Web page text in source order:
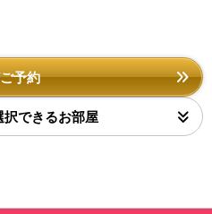
予約
できるお部屋